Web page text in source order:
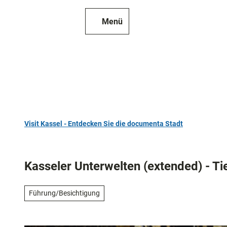
Menü
Visit Kassel - Entdecken Sie die documenta Stadt
Kasseler Unterwelten (extended) -
Führung/Besichtigung